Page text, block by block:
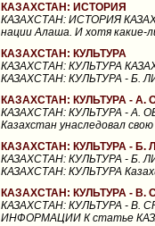
КАЗАХСТАН: ИСТОРИЯ
КАЗАХСТАН: ИСТОРИЯ
нации Алаша. И хотя какие-
КАЗАХСТАН: КУЛЬТУРА
КАЗАХСТАН: КУЛЬТУРА
КАЗАХСТАН: КУЛЬТУРА - Б.
КАЗАХСТАН: КУЛЬТУРА -
КАЗАХСТАН: КУЛЬТУРА - А.
Казахстан унаследовал
КАЗАХСТАН: КУЛЬТУРА - Б.
КАЗАХСТАН: КУЛЬТУРА - Б.
КАЗАХСТАН: КУЛЬТУРА
КАЗАХСТАН: КУЛЬТУРА -
КАЗАХСТАН: КУЛЬТУРА -
ИНФОРМАЦИИ К статье